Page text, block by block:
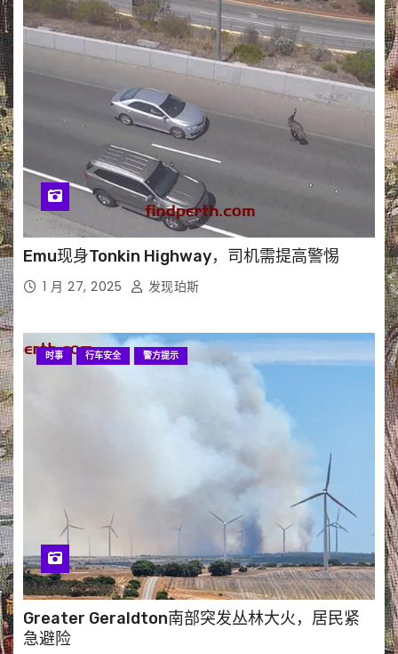
Emu现身Tonkin Highway，司机需提高警惕
1 月 27, 2025 发现珀斯
时事 行车安全 警方提示
Greater Geraldton南部突发丛林大火，居民紧
急避险